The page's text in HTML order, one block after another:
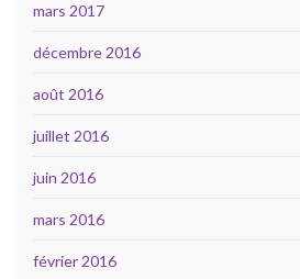
mars 2017
décembre 2016
août 2016
juillet 2016
juin 2016
mars 2016
février 2016